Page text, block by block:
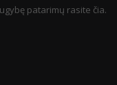
patarimų rasite čia.